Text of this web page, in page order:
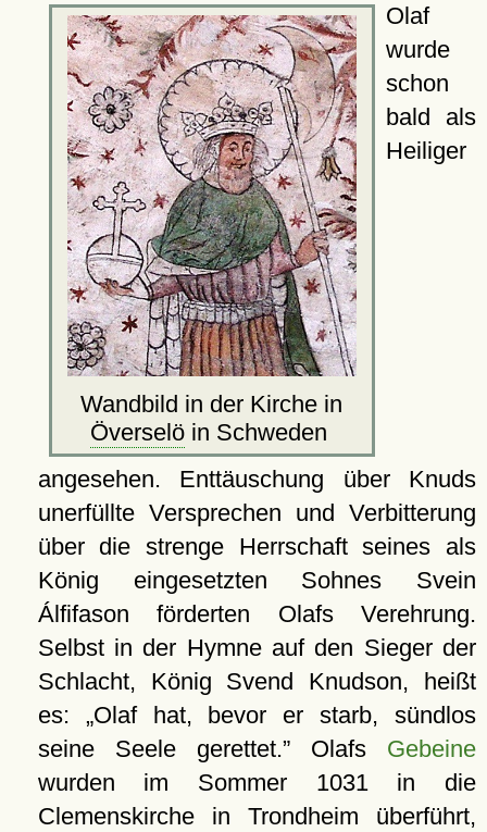
Wandbild in der Kirche in
Överselöin Schweden
Olaf
wurde
schon
bald als
Heiliger
angesehen. Enttäuschung über Knuds
unerfüllte Versprechen und Verbitterung
über die strenge Herrschaft seines als
König eingesetzten Sohnes Svein
Álfifason förderten Olafs Verehrung.
Selbst in der Hymne auf den Sieger der
Schlacht, König Svend Knudson, heißt
es:
Olaf hat, bevor er starb, sündlos
seine Seele gerettet. Olafs Gebeine
wurden im Sommer 1031 in die
Clemenskirche in Trondheim überführt,